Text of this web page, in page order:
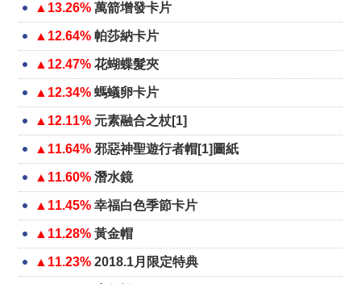
▲13.26% 萬箭增發卡片
▲12.64% 帕莎納卡片
▲12.47% 花蝴蝶髮夾
▲12.34% 螞蟻卵卡片
▲12.11% 元素融合之杖[1]
▲11.64% 邪惡神聖遊行者帽[1]圖紙
▲11.60% 潛水鏡
▲11.45% 幸福白色季節卡片
▲11.28% 黃金帽
▲11.23% 2018.1月限定特典